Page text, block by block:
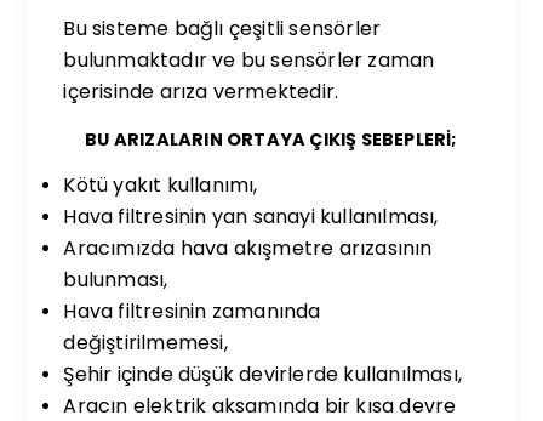
Bu sisteme bağlı çeşitli sensörler
bulunmaktadır ve bu sensörler zaman
içerisinde arıza vermektedir.
BU ARIZALARIN ORTAYA ÇIKIŞ SEBEPLERİ;
Kötü yakıt kullanımı,
Hava filtresinin yan sanayi kullanılması,
Aracımızda hava akışmetre arızasının
bulunması,
Hava filtresinin zamanında
değiştirilmemesi,
Şehir içinde düşük devirlerde kullanılması,
Aracın elektrik aksamında bir kısa devre